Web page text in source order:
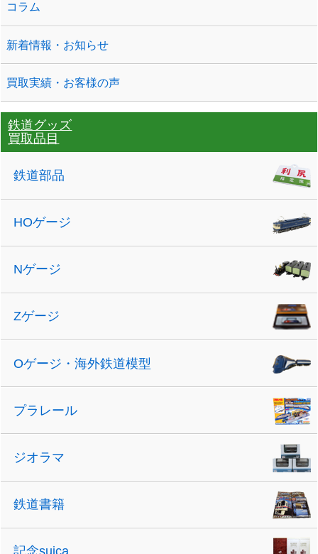
コラム
新着情報・お知らせ
買取実績・お客様の声
鉄道グッズ
買取品目
鉄道部品
HOゲージ
Nゲージ
Zゲージ
Oゲージ・海外鉄道模型
プラレール
ジオラマ
鉄道書籍